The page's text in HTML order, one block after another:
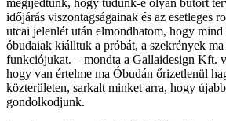
megijedtünk, hogy tudunk-e olyan bútort
időjárás viszontagságainak és az esetleges
utcai jelenlét után elmondhatom, hogy
óbudaiak kiálltuk a próbát, a szekrények
funkciójukat. – mondta a Gallaidesign Kft.
hogy van értelme ma Óbudán őrizetlenül
közterületen, sarkalt minket arra, hogy
gondolkodjunk.